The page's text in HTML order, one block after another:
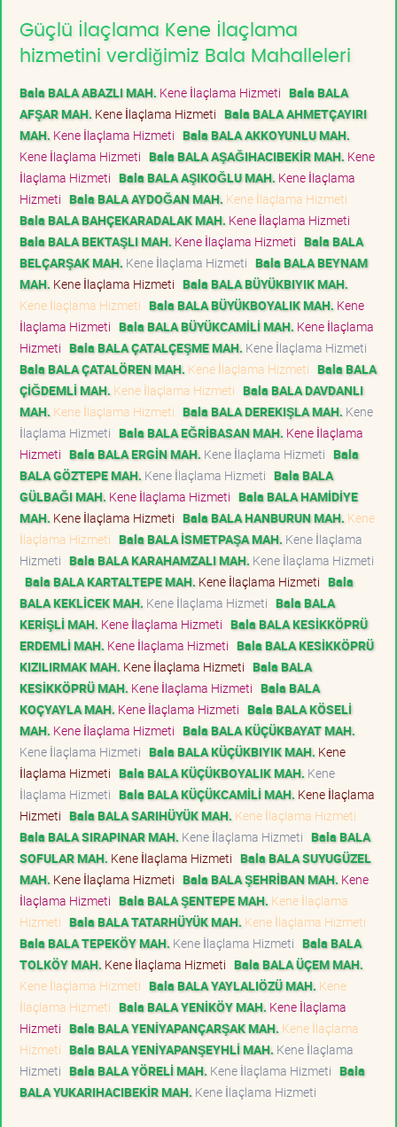
Güçlü İlaçlama Kene İlaçlama
hizmetini verdiğimiz Bala Mahalleleri
Bala BALA ABAZLI MAH. Kene İlaçlama Hizmeti Bala BALA
AFŞAR MAH. Kene İlaçlama Hizmeti Bala BALA AHMETÇAYIRI
MAH. Kene İlaçlama Hizmeti Bala BALA AKKOYUNLU MAH.
Kene İlaçlama Hizmeti Bala BALA AŞAĞIHACIBEKİR MAH. Kene
İlaçlama Hizmeti Bala BALA AŞIKOĞLU MAH. Kene İlaçlama
Hizmeti Bala BALA AYDOĞAN MAH. Kene İlaçlama Hizmeti
Bala BALA BAHÇEKARADALAK MAH. Kene İlaçlama Hizmeti
Bala BALA BEKTAŞLI MAH. Kene İlaçlama Hizmeti Bala BALA
BELÇARŞAK MAH. Kene İlaçlama Hizmeti Bala BALA BEYNAM
MAH. Kene İlaçlama Hizmeti Bala BALA BÜYÜKBIYIK MAH.
Kene İlaçlama Hizmeti Bala BALA BÜYÜKBOYALIK MAH. Kene
İlaçlama Hizmeti Bala BALA BÜYÜKCAMİLİ MAH. Kene İlaçlama
Hizmeti Bala BALA ÇATALÇEŞME MAH. Kene İlaçlama Hizmeti
Bala BALA ÇATALÖREN MAH. Kene İlaçlama Hizmeti Bala BALA
ÇİĞDEMLİ MAH. Kene İlaçlama Hizmeti Bala BALA DAVDANLI
MAH. Kene İlaçlama Hizmeti Bala BALA DEREKIŞLA MAH. Kene
İlaçlama Hizmeti Bala BALA EĞRİBASAN MAH. Kene İlaçlama
Hizmeti Bala BALA ERGİN MAH. Kene İlaçlama Hizmeti Bala
BALA GÖZTEPE MAH. Kene İlaçlama Hizmeti Bala BALA
GÜLBAĞI MAH. Kene İlaçlama Hizmeti Bala BALA HAMİDİYE
MAH. Kene İlaçlama Hizmeti Bala BALA HANBURUN MAH. Kene
İlaçlama Hizmeti Bala BALA İSMETPAŞA MAH. Kene İlaçlama
Hizmeti Bala BALA KARAHAMZALI MAH. Kene İlaçlama Hizmeti
Bala BALA KARTALTEPE MAH. Kene İlaçlama Hizmeti Bala
BALA KEKLİCEK MAH. Kene İlaçlama Hizmeti Bala BALA
KERİŞLİ MAH. Kene İlaçlama Hizmeti Bala BALA KESİKKÖPRÜ
ERDEMLİ MAH. Kene İlaçlama Hizmeti Bala BALA KESİKKÖPRÜ
KIZILIRMAK MAH. Kene İlaçlama Hizmeti Bala BALA
KESİKKÖPRÜ MAH. Kene İlaçlama Hizmeti Bala BALA
KOÇYAYLA MAH. Kene İlaçlama Hizmeti Bala BALA KÖSELİ
MAH. Kene İlaçlama Hizmeti Bala BALA KÜÇÜKBAYAT MAH.
Kene İlaçlama Hizmeti Bala BALA KÜÇÜKBIYIK MAH. Kene
İlaçlama Hizmeti Bala BALA KÜÇÜKBOYALIK MAH. Kene
İlaçlama Hizmeti Bala BALA KÜÇÜKCAMİLİ MAH. Kene İlaçlama
Hizmeti Bala BALA SARIHÜYÜK MAH. Kene İlaçlama Hizmeti
Bala BALA SIRAPINAR MAH. Kene İlaçlama Hizmeti Bala BALA
SOFULAR MAH. Kene İlaçlama Hizmeti Bala BALA SUYUGÜZEL
MAH. Kene İlaçlama Hizmeti Bala BALA ŞEHRİBAN MAH. Kene
İlaçlama Hizmeti Bala BALA ŞENTEPE MAH. Kene İlaçlama
Hizmeti Bala BALA TATARHÜYÜK MAH. Kene İlaçlama Hizmeti
Bala BALA TEPEKÖY MAH. Kene İlaçlama Hizmeti Bala BALA
TOLKÖY MAH. Kene İlaçlama Hizmeti Bala BALA ÜÇEM MAH.
Kene İlaçlama Hizmeti Bala BALA YAYLALIÖZÜ MAH. Kene
İlaçlama Hizmeti Bala BALA YENİKÖY MAH. Kene İlaçlama
Hizmeti Bala BALA YENİYAPANÇARŞAK MAH. Kene İlaçlama
Hizmeti Bala BALA YENİYAPANŞEYHLİ MAH. Kene İlaçlama
Hizmeti Bala BALA YÖRELİ MAH. Kene İlaçlama Hizmeti Bala
BALA YUKARIHACIBEKİR MAH. Kene İlaçlama Hizmeti